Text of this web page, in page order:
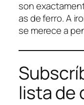
son
as de ferro. A
se merece a
lista de